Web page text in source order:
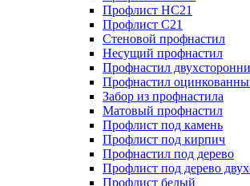
Профлист НС21
Профлист С21
Стеновой профнастил
Несущий профнастил
Профнастил
Профнастил
Забор из профнастила
Матовый профнастил
Профлист под камень
Профлист под кирпич
Профнастил под дерево
Профлист под дерево
Профлист белый